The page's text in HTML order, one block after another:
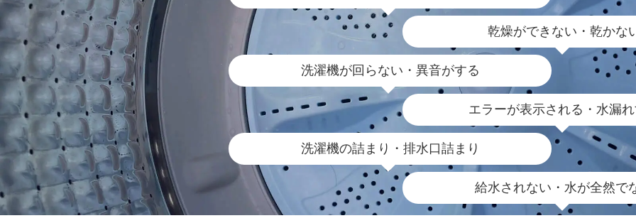
乾燥ができない・乾かな
洗濯機が回らない・異音がする
エラーが表示される・水漏
洗濯機の詰まり・排水口詰まり
給水されない・水が全然で